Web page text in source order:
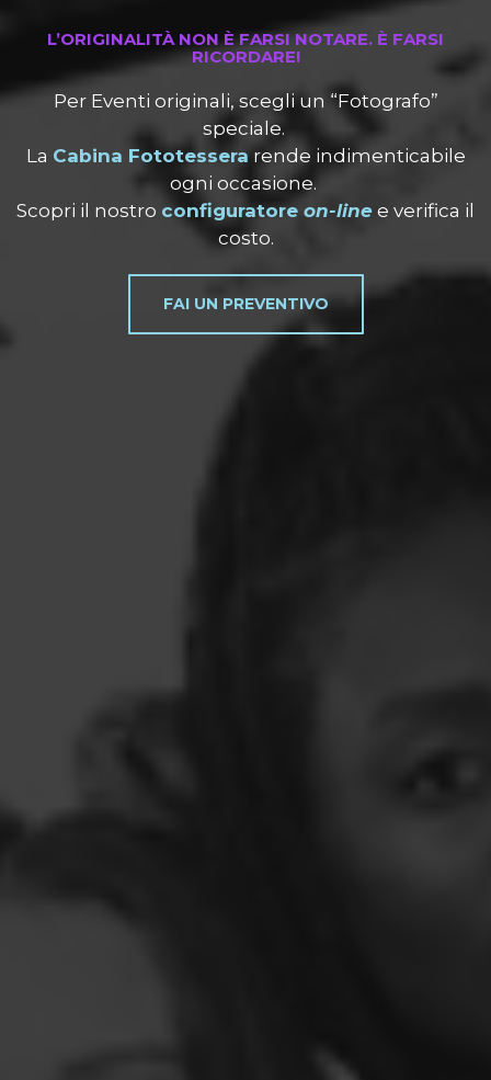
L’ORIGINALITÀ NON È FARSI NOTARE. È FARSI
RICORDARE!
Per Eventi originali, scegli un “Fotografo”
speciale.
La Cabina Fototessera rende indimenticabile
ogni occasione.
Scopri il nostro configuratore on-line e verifica il
costo.
FAI UN PREVENTIVO